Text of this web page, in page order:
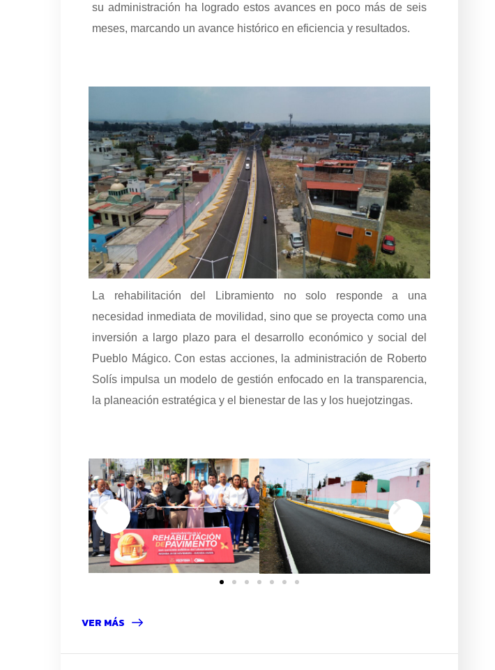
su administración ha logrado estos avances en poco más de seis
meses, marcando un avance histórico en eficiencia y resultados.
La rehabilitación del Libramiento no solo responde a una
necesidad inmediata de movilidad, sino que se proyecta como una
inversión a largo plazo para el desarrollo económico y social del
Pueblo Mágico. Con estas acciones, la administración de Roberto
Solís impulsa un modelo de gestión enfocado en la transparencia,
la planeación estratégica y el bienestar de las y los huejotzingas.
VER MÁS